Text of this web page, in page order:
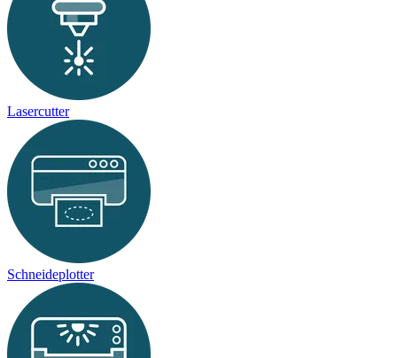
Lasercutter
Schneideplotter